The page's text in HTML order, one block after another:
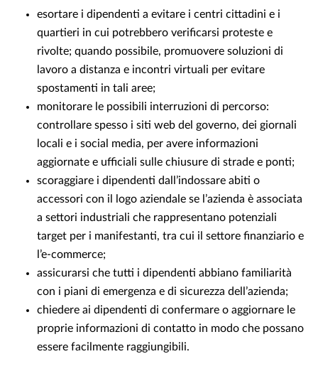
esortare i dipendenti a evitare i centri cittadini e i
quartieri in cui potrebbero verificarsi proteste e
rivolte; quando possibile, promuovere soluzioni di
lavoro a distanza e incontri virtuali per evitare
spostamenti in tali aree;
monitorare le possibili interruzioni di percorso:
controllare spesso i siti web del governo, dei giornali
locali e i social media, per avere informazioni
aggiornate e ufficiali sulle chiusure di strade e ponti;
scoraggiare i dipendenti dall’indossare abiti o
accessori con il logo aziendale se l’azienda è associata
a settori industriali che rappresentano potenziali
target per i manifestanti, tra cui il settore finanziario e
l’e-commerce;
assicurarsi che tutti i dipendenti abbiano familiarità
con i piani di emergenza e di sicurezza dell’azienda;
chiedere ai dipendenti di confermare o aggiornare le
proprie informazioni di contatto in modo che possano
essere facilmente raggiungibili.